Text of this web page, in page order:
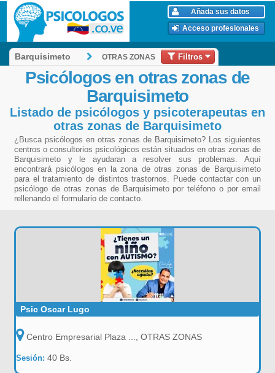
Añada sus datos
Acceso profesionales
Barquisimeto OTRAS ZONAS Filtros
Psicólogos en otras zonas de
Barquisimeto
Listado de psicólogos y psicoterapeutas en
otras zonas de Barquisimeto
¿Busca psicólogos en otras zonas de Barquisimeto? Los siguientes
centros o consultorios psicológicos están situados en otras zonas de
Barquisimeto y le ayudaran a resolver sus problemas. Aquí
encontrará psicólogos en la zona de otras zonas de Barquisimeto
para el tratamiento de distintos trastornos. Puede contactar con un
psicólogo de otras zonas de Barquisimeto por teléfono o por email
rellenando el formulario de contacto.
Psic Oscar Lugo
Centro Empresarial Plaza ..., OTRAS ZONAS
Sesión:40 Bs.